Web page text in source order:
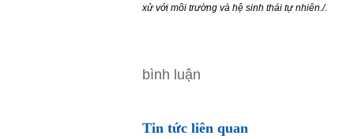
xử với môi trường và hệ sinh thái tự nhiên./.
bình luận
Tin tức liên quan